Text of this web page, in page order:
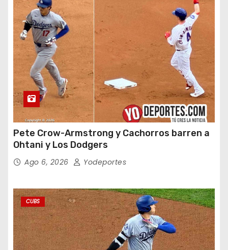
Pete Crow-Armstrong y Cachorros barren a
Ohtani y Los Dodgers
Ago 6, 2026 Yodeportes
CUBS